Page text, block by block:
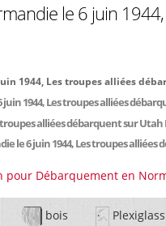
le 6 juin
1944, Les troupes alliées
1944, Les troupes alliées
alliées débarquent sur Utah
le 6 juin 1944, Les troupes alliées
Débarquement en
bois Plexiglass